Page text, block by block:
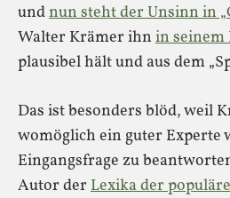
undnun steht der Unsinn in
Walter Krämer ihn in seinem
plausibel hält und aus dem
Das ist besonders blöd, weil
womöglich ein guter Experte
Eingangsfrage zu
Autor der Lexika der